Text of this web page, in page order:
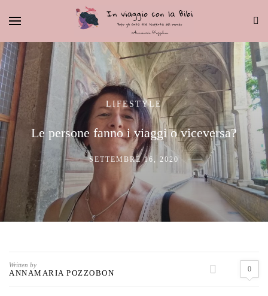
LIFESTYLE
Le persone fanno i viaggi o viceversa?
SETTEMBRE 16, 2020
Written by
ANNAMARIA POZZOBON 0